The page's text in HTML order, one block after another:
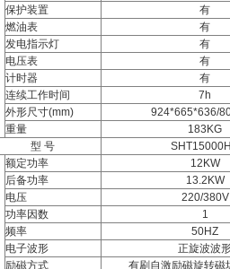
保护装置
有
燃油表
有
发电指示灯
有
电压表
有
计时器
有
连续工作时间
7h
外形尺寸(mm)
924*665*636/
重量
183KG
型 号
额定功率
12KW
后备功率
13.2KW
电压
220/380V
功率因数
1
频率
50HZ
电子波形
正旋波波
励磁方式
有刷自激励磁旋转磁